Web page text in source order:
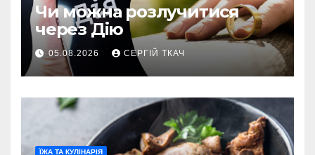
Чи можна розлучитися
через Дію
05.08.2026 СЕРГІЙ ТКАЧ
ЇЖА ТА КУЛІНАРІЯ